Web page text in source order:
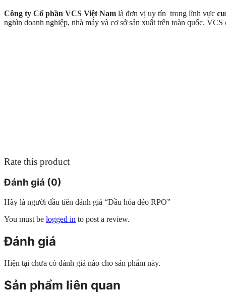
Công ty Cổ phần VCS Việt Nam là đơn vị uy tín trong lĩnh vực
nghìn doanh nghiệp, nhà máy và cơ sở sản xuất trên toàn quốc.
Rate this product
Đánh giá (0)
Hãy là người đầu tiên đánh giá “Dầu hóa dẻo RPO”
You must be logged in to post a review.
Đánh giá
Hiện tại chưa có đánh giá nào cho sản phẩm này.
Sản phẩm liên quan